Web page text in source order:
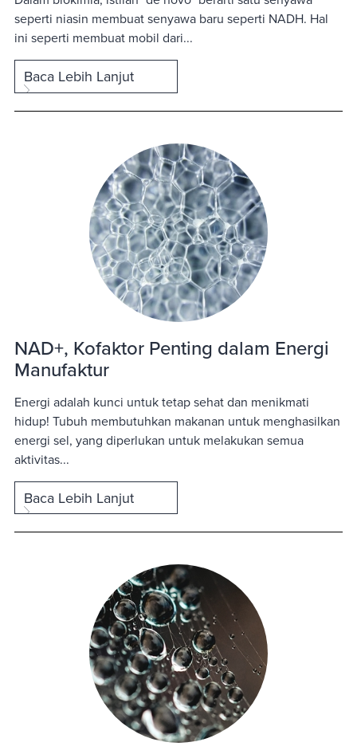
seperti niasin membuat senyawa baru seperti NADH. Hal
ini seperti membuat mobil dari...
Baca Lebih Lanjut
NAD+, Kofaktor Penting dalam Energi
Manufaktur
Energi adalah kunci untuk tetap sehat dan menikmati
hidup! Tubuh membutuhkan makanan untuk menghasilkan
energi sel, yang diperlukan untuk melakukan semua
aktivitas...
Baca Lebih Lanjut